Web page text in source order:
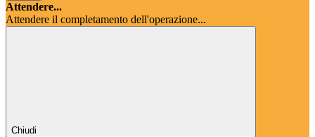
Attendere...
Attendere il completamento dell'operazione...
Chiudi